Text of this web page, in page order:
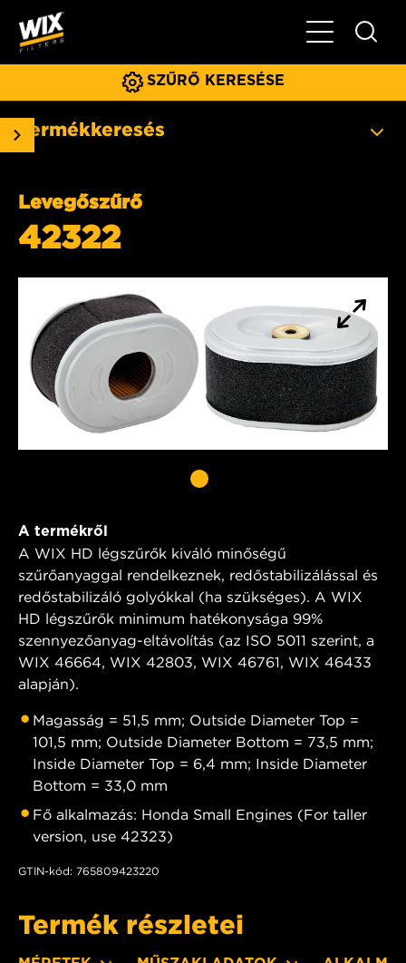
Főmenü
SZŰRŐ KERESÉSE
Termékkeresés
Levegőszűrő
42322
A termékről
A WIX HD légszűrők kiváló minőségű
szűrőanyaggal rendelkeznek, redőstabilizálással és
redőstabilizáló golyókkal (ha szükséges). A WIX
HD légszűrők minimum hatékonysága 99%
szennyezőanyag-eltávolítás (az ISO 5011 szerint, a
WIX 46664, WIX 42803, WIX 46761, WIX 46433
alapján).
Magasság = 51,5 mm; Outside Diameter Top =
101,5 mm; Outside Diameter Bottom = 73,5 mm;
Inside Diameter Top = 6,4 mm; Inside Diameter
Bottom = 33,0 mm
Fő alkalmazás: Honda Small Engines (For taller
version, use 42323)
GTIN-kód: 765809423220
Termék részletei